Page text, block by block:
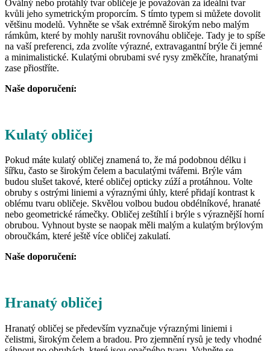
Oválný nebo protáhlý tvar obličeje je považován za ideální tvar
kvůli jeho symetrickým proporcím. S tímto typem si můžete dovolit
většinu modelů. Vyhněte se však extrémně širokým nebo malým
rámkům, které by mohly narušit rovnováhu obličeje. Tady je to spíše
na vaší preferenci, zda zvolíte výrazné, extravagantní brýle či jemné
a minimalistické. Kulatými obrubami své rysy změkčíte, hranatými
zase přiostříte.
Naše doporučení:
Kulatý obličej
Pokud máte kulatý obličej znamená to, že má podobnou délku i
šířku, často se širokým čelem a baculatými tvářemi. Brýle vám
budou slušet takové, které obličej opticky zúží a protáhnou. Volte
obruby s ostrými liniemi a výraznými úhly, které přidají kontrast k
oblému tvaru obličeje. Skvělou volbou budou obdélníkové, hranaté
nebo geometrické rámečky. Obličej zeštíhlí i brýle s výraznější horní
obrubou. Vyhnout byste se naopak měli malým a kulatým brýlovým
obroučkám, které ještě více obličej zakulatí.
Naše doporučení:
Hranatý obličej
Hranatý obličej se především vyznačuje výraznými liniemi i
čelistmi, širokým čelem a bradou. Pro zjemnění rysů je tedy vhodné